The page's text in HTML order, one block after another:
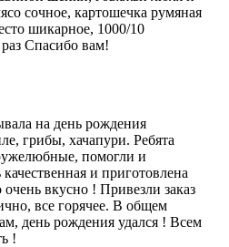
сочное, картошечка румяная
шикарное, 1000/10
Спасибо вам!
на день рождения
грибы, хачапури. Ребята
помогли и
и приготовлена
вкусно ! Привезли заказ
все горячее. В общем
день рождения удался ! Всем
!